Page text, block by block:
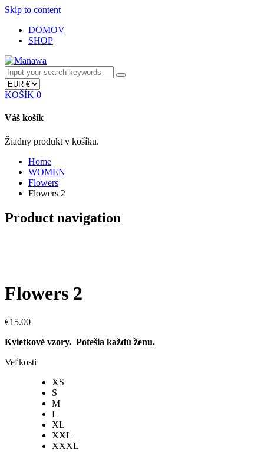
Skip to content
DOMOV
SHOP
KOŠÍK 0
Váš košík
Žiadny produkt v košíku.
Home
WOMEN
Flowers
Flowers 2
Product navigation
Flowers 2
€15.00
Kvietkové vzory. Potešia každú ženu.
Veľkosti
XS
S
M
L
XL
XXL
XXXL